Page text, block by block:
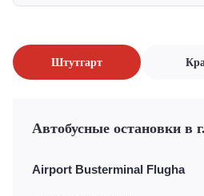
Штутгарт
Автобусные остановки в
Airport Busterminal Flugha